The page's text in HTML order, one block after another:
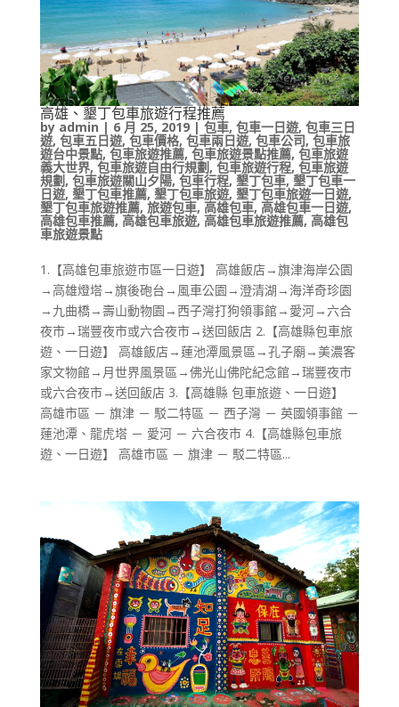
高雄、墾丁包車旅遊行程推薦
by admin | 6 月 25, 2019| 包車, 包車一日遊, 包車三日
遊, 包車五日遊, 包車價格, 包車兩日遊, 包車公司, 包車旅
遊台中景點, 包車旅遊推薦, 包車旅遊景點推薦, 包車旅遊
義大世界, 包車旅遊自由行規劃 , 包車旅遊行程, 包車旅遊
規劃 , 包車旅遊關山夕陽, 包車行程, 墾丁包車, 墾丁包車一
日遊, 墾丁包車推薦, 墾丁包車旅遊, 墾丁包車旅遊一日遊,
墾丁包車旅遊推薦, 旅遊包車, 高雄包車, 高雄包車一日遊,
高雄包車推薦, 高雄包車旅遊, 高雄包車旅遊推薦, 高雄包
車旅遊景點
1.【高雄包車旅遊市區一日遊】 高雄飯店→旗津海岸公園
→高雄燈塔→旗後砲台→風車公園→澄清湖→海洋奇珍園
→九曲橋→壽山動物園→西子灣打狗領事館→愛河→六合
夜市→瑞豐夜市或六合夜市→送回飯店 2.【高雄縣包車旅
遊、一日遊】 高雄飯店→蓮池潭風景區→孔子廟→美濃客
家文物館→月世界風景區→佛光山佛陀紀念館→瑞豐夜市
或六合夜市→送回飯店 3.【高雄縣 包車旅遊、一日遊】
高雄市區 － 旗津 － 駁二特區 － 西子灣 － 英國領事館 －
蓮池潭、龍虎塔 － 愛河 － 六合夜市 4.【高雄縣包車旅
遊、一日遊】 高雄市區 － 旗津 － 駁二特區...